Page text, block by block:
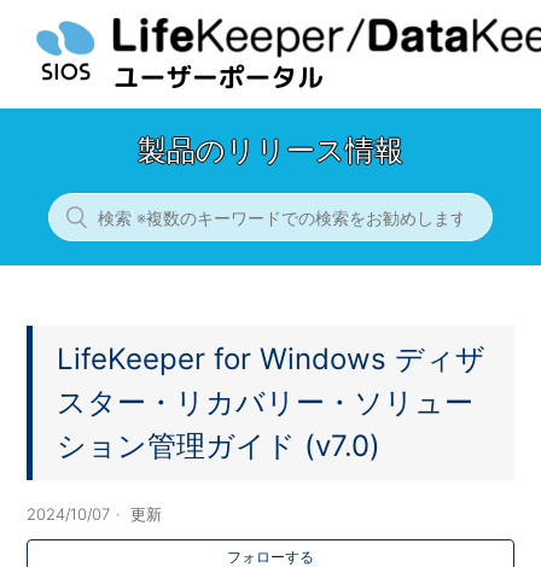
製品のリリース情報
LifeKeeper for Windows ディザ
スター・リカバリー・ソリュー
ション管理ガイド (v7.0)
2024/10/07 更新
フォローする